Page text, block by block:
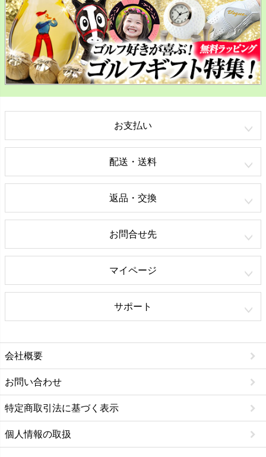
お支払い
配送・送料
返品・交換
お問合せ先
マイページ
サポート
会社概要
お問い合わせ
特定商取引法に基づく表示
個人情報の取扱